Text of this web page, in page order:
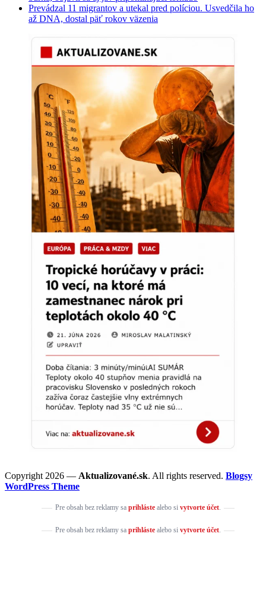
Prevádzal 11 migrantov a utekal pred políciou. Usvedčila ho
až DNA, dostal päť rokov väzenia
Copyright 2026 — Aktualizované.sk. All rights reserved. Blogsy
WordPress Theme
Pre obsah bez reklamy sa prihlástealebo si vytvorte účet.